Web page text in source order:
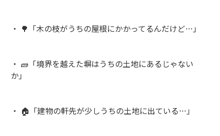
・ 🌳「木の枝がうちの屋根にかかってるんだけど…」
・ 🧱「境界を越えた塀はうちの土地にあるじゃない
か」
・ 🏠「建物の軒先が少しうちの土地に出ている…」